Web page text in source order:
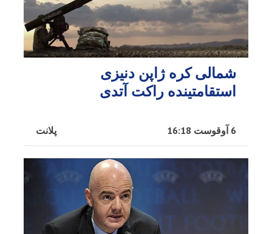
شمالی کره ژاپن دنیزی
استقامتینده راکت آتدی
پلانت 6 آوقوست 16:18